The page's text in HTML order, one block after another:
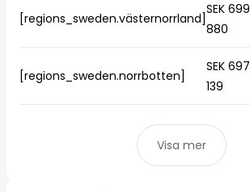
[regions_sweden.västernorrland]
SEK 699
880
[regions_sweden.norrbotten]
SEK 697
139
Visa mer